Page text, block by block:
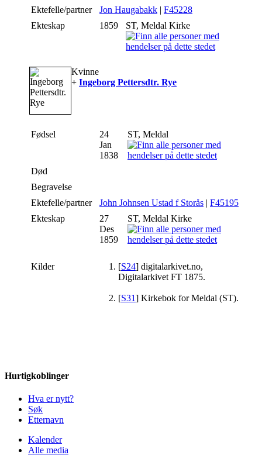
Ektefelle/partner
Jon Haugabakk | F45228
Ekteskap
1859 ST, Meldal Kirke
Kvinne
+ Ingeborg Pettersdtr. Rye
Fødsel
24
Jan
1838
ST, Meldal
Død
Begravelse
Ektefelle/partner
John Johnsen Ustad f Storås | F45195
Ekteskap
27
Des
1859
ST, Meldal Kirke
Kilder [S24] digitalarkivet.no,
Digitalarkivet FT 1875.
[S31] Kirkebok for Meldal (ST).
Hurtigkoblinger
Hva er nytt?
Søk
Etternavn
Kalender
Alle media